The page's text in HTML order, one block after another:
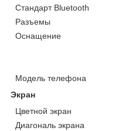
Стандарт Bluetooth
Разъемы
Оснащение
Модель телефона
Экран
Цветной экран
Диагональ экрана